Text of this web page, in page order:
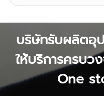
บริษัทรับผลิตอุ
ให้บริการครบว
One